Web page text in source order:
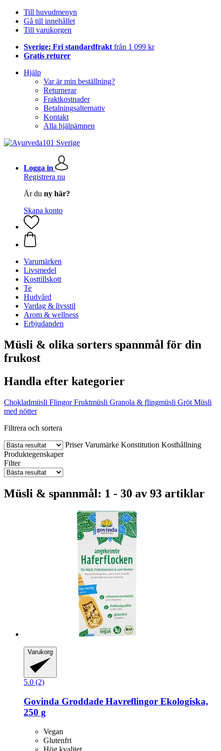
Till huvudmenyn
Gå till innehållet
Till varukorgen
Sverige: Fri standardfrakt från 1 099 kr
Gratis returer
Hjälp
Var är min beställning?
Returnerar
Fraktkostnader
Betalningsalternativ
Kontakt
Alla hjälpämnen
Logga in
Registrera nu
Är du ny här?
Skapa konto
Varumärken
Livsmedel
Kosttillskott
Te
Hudvård
Vardag & livsstil
Arom & wellness
Erbjudanden
Müsli & olika sorters spannmål för din
frukost
Handla efter kategorier
Chokladmüsli Flingor Fruktmüsli Granola & flingmüsli Gröt Müsli
med nötter
Filtrera och sortera
Priser Varumärke Konstitution Kosthållning
Produktegenskaper
Filter
Müsli & spannmål: 1 - 30 av 93 artiklar
Varukorg
5.0 (2)
Govinda Groddade Havreflingor Ekologiska,
250 g
Vegan
Glutenfri
Hög kvalitet